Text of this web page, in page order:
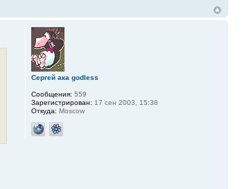
Сергей ака godless
Сообщения: 559
Зарегистрирован: 17 сен 2003, 15:38
Откуда: Moscow